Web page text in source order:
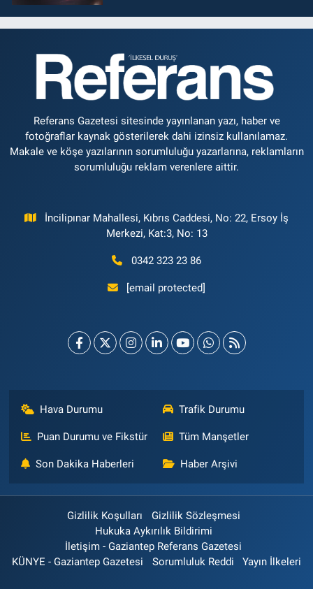
Referans Gazetesi sitesinde yayınlanan yazı, haber ve
fotoğraflar kaynak gösterilerek dahi izinsiz kullanılamaz.
Makale ve köşe yazılarının sorumluluğu yazarlarına, reklamların
sorumluluğu reklam verenlere aittir.
İncilipınar Mahallesi, Kıbrıs Caddesi, No: 22, Ersoy İş
Merkezi, Kat:3, No: 13
0342 323 23 86
[email protected]
Hava Durumu Trafik Durumu
Puan Durumu ve Fikstür Tüm Manşetler
Son Dakika Haberleri Haber Arşivi
Gizlilik Koşulları
Gizlilik Sözleşmesi
Hukuka Aykırılık Bildirimi
İletişim - Gaziantep Referans Gazetesi
KÜNYE - Gaziantep Gazetesi
Sorumluluk Reddi Yayın İlkeleri